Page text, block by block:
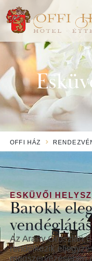
OFFI HÁZ
ESKÜVŐI
Barokk
vendéglátás
Az Arany Oroszlán
rendelkezik
megszervezésében